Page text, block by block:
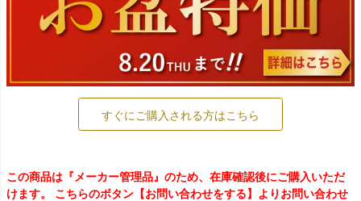
すぐにご購入される方はこちら
この商品は『メーカー管理品』のため、在庫確認後にご購入いただ
けます。 こちらのボタン【お問い合わせをする】よりお問い合わせ